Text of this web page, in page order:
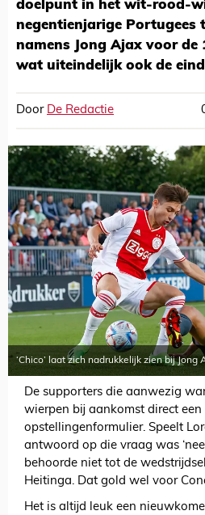
doelpunt in het wit-rood-
negentienjarige Portugees
namens Jong Ajax voor de
wat uiteindelijk ook de
Door De Redactie
‘Chico’ laat zich nadrukkelijk zien bij Jong
De supporters die aanwezig
wierpen bij aankomst direct
opstellingenformulier. Speelt
antwoord op die vraag was
behoorde niet tot de
Heitinga. Dat gold wel voor
Het is altijd leuk een